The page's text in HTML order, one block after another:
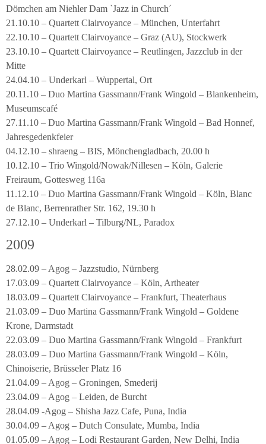
Dömchen am Niehler Dam `Jazz in Church´
21.10.10 – Quartett Clairvoyance – München, Unterfahrt
22.10.10 – Quartett Clairvoyance – Graz (AU), Stockwerk
23.10.10 – Quartett Clairvoyance – Reutlingen, Jazzclub in der
Mitte
24.04.10 – Underkarl – Wuppertal, Ort
20.11.10 – Duo Martina Gassmann/Frank Wingold – Blankenheim,
Museumscafé
27.11.10 – Duo Martina Gassmann/Frank Wingold – Bad Honnef,
Jahresgedenkfeier
04.12.10 – shraeng – BIS, Mönchengladbach, 20.00 h
10.12.10 – Trio Wingold/Nowak/Nillesen – Köln, Galerie
Freiraum, Gottesweg 116a
11.12.10 – Duo Martina Gassmann/Frank Wingold – Köln, Blanc
de Blanc, Berrenrather Str. 162, 19.30 h
27.12.10 – Underkarl – Tilburg/NL, Paradox
2009
28.02.09 – Agog – Jazzstudio, Nürnberg
17.03.09 – Quartett Clairvoyance – Köln, Artheater
18.03.09 – Quartett Clairvoyance – Frankfurt, Theaterhaus
21.03.09 – Duo Martina Gassmann/Frank Wingold – Goldene
Krone, Darmstadt
22.03.09 – Duo Martina Gassmann/Frank Wingold – Frankfurt
28.03.09 – Duo Martina Gassmann/Frank Wingold – Köln,
Chinoiserie, Brüsseler Platz 16
21.04.09 – Agog – Groningen, Smederij
23.04.09 – Agog – Leiden, de Burcht
28.04.09 -Agog – Shisha Jazz Cafe, Puna, India
30.04.09 – Agog – Dutch Consulate, Mumba, India
01.05.09 – Agog – Lodi Restaurant Garden, New Delhi, India